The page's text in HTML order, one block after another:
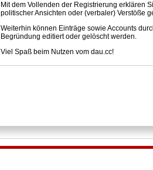
Mit dem Vollenden der Registrierung erklären
politischer Ansichten oder (verbaler) Verstöße
Weiterhin können Einträge sowie Accounts
Begründung editiert oder gelöscht werden.
Viel Spaß beim Nutzen vom dau.cc!